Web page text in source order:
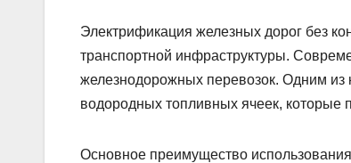
Электрификация железных дорог без
транспортной инфраструктуры.
железнодорожных перевозок. Одним из
водородных топливных ячеек, которые
Основное преимущество